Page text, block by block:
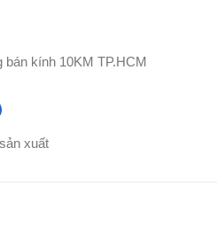
bán kính 10KM TP.HCM
xuất